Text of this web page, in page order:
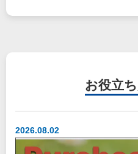
お役立ち
2026.08.02